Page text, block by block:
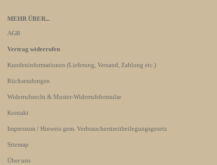
MEHR ÜBER...
AGB
Vertrag widerrufen
Kundeninformationen (Lieferung, Versand, Zahlung etc.)
Rücksendungen
Widerrufsrecht & Muster-Widerrufsformular
Kontakt
Impressum / Hinweis gem. Verbraucherstreitbeilegungsgesetz
Sitemap
Über uns